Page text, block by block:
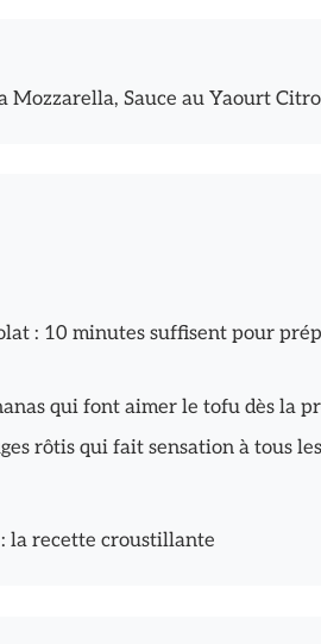
Mozzarella, Sauce au Yaourt
: 10 minutes suffisent pour
qui font aimer le tofu dès la
rôtis qui fait sensation à tous
la recette croustillante